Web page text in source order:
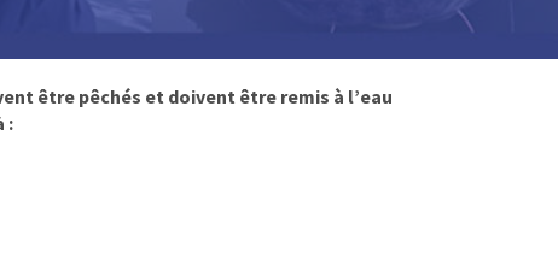
être pêchés et doivent être remis à l’eau
: